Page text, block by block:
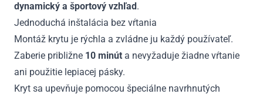
dynamický a športový vzhľad .
Jednoduchá inštalácia bez vŕtania
Montáž krytu je rýchla a zvládne ju každý používateľ.
Zaberie približne 10 minút a nevyžaduje žiadne vŕtanie
ani použitie lepiacej pásky.
Kryt sa upevňuje pomocou špeciálne navrhnutých